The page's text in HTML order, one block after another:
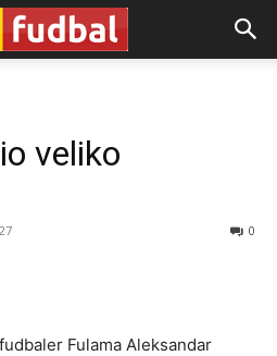
veliko
0
Fulama Aleksandar